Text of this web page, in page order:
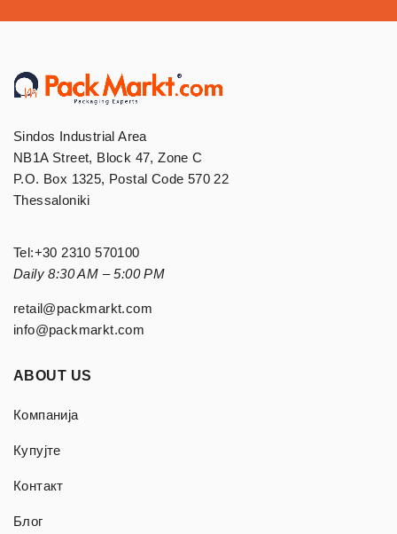
Sindos Industrial Area
NB1A Street, Block 47, Zone C
P.O. Box 1325, Postal Code 570 22
Thessaloniki
Tel:+30 2310 570100
Daily 8:30 AM – 5:00 PM
retail@packmarkt.com
info@packmarkt.com
ABOUT US
Компанија
Купујте
Контакт
Блог